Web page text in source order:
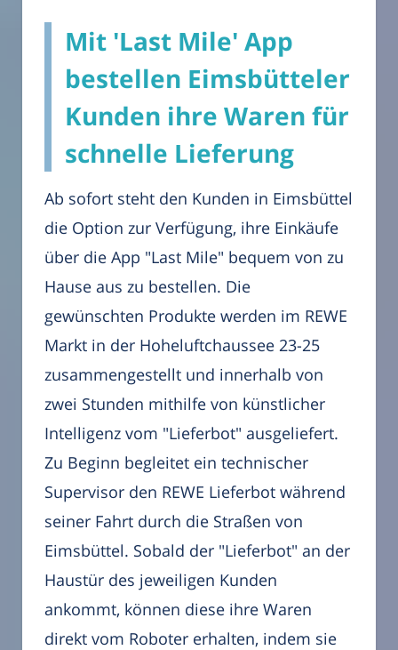
Mit 'Last Mile' App
bestellen Eimsbütteler
Kunden ihre Waren für
schnelle Lieferung
Ab sofort steht den Kunden in Eimsbüttel
die Option zur Verfügung, ihre Einkäufe
über die App "Last Mile" bequem von zu
Hause aus zu bestellen. Die
gewünschten Produkte werden im REWE
Markt in der Hoheluftchaussee 23-25
zusammengestellt und innerhalb von
zwei Stunden mithilfe von künstlicher
Intelligenz vom "Lieferbot" ausgeliefert.
Zu Beginn begleitet ein technischer
Supervisor den REWE Lieferbot während
seiner Fahrt durch die Straßen von
Eimsbüttel. Sobald der "Lieferbot" an der
Haustür des jeweiligen Kunden
ankommt, können diese ihre Waren
direkt vom Roboter erhalten, indem sie